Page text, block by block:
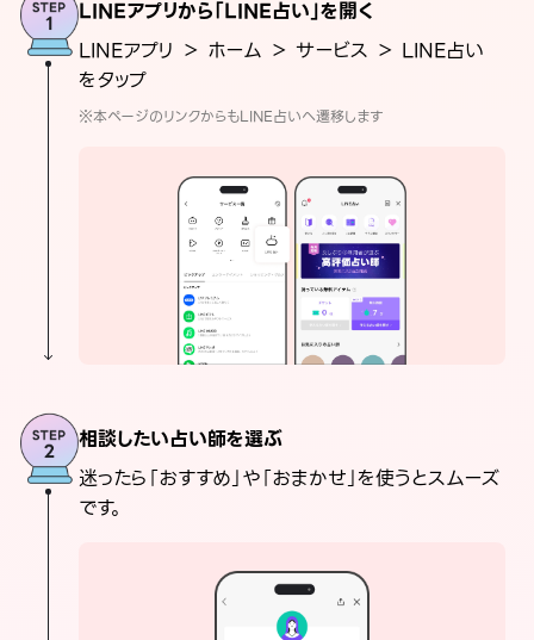
LINEアプリから「LINE占い」を開く
LINEアプリ ＞ ホーム ＞ サービス ＞ LINE占い
をタップ
※本ページのリンクからもLINE占いへ遷移します
相談したい占い師を選ぶ
迷ったら「おすすめ」や「おまかせ」を使うとスムーズ
です。